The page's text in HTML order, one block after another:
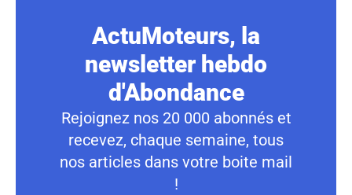
ActuMoteurs, la
newsletter hebdo
d'Abondance
Rejoignez nos 20 000 abonnés et
recevez, chaque semaine, tous
nos articles dans votre boite mail
!